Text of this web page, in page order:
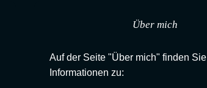
Über mich
Auf der Seite "Über mich" finden Sie
Informationen zu: